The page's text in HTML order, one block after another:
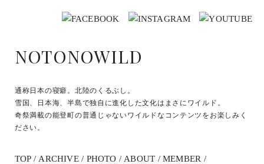
NOTONOWILD
通称日本の寝癖。北陸のくるぶし。
雪国、日本海、半島で独自に進化した文化はまさにワイルド。
奇祭満載の能登町の普通じゃないワイルドなコンテンツをお楽しみく
ださい。
TOP ARCHIVE PHOTO ABOUT MEMBER